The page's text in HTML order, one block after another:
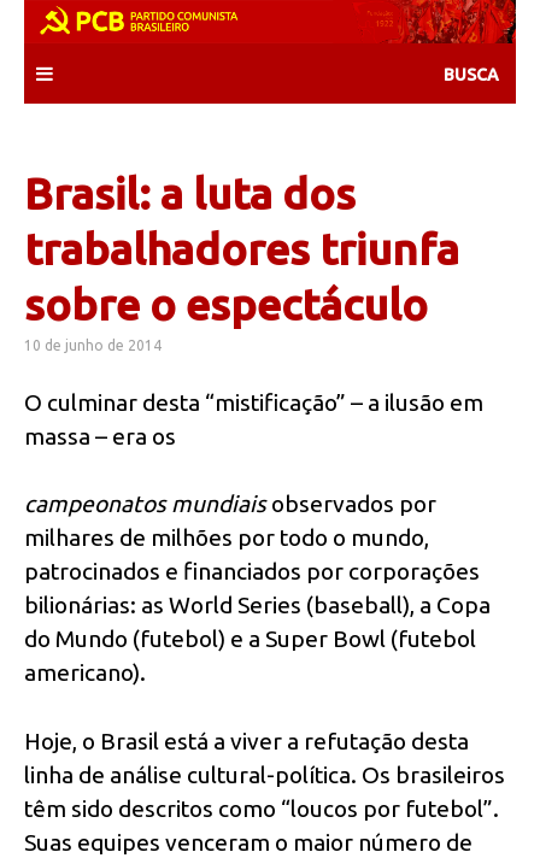
content
Brasil: a luta dos
trabalhadores triunfa
sobre o espectáculo
10 de junho de 2014
O culminar desta “mistificação” – a ilusão em
massa – era os
campeonatos mundiaisobservados por
milhares de milhões por todo o mundo,
patrocinados e financiados por corporações
bilionárias: as World Series (baseball), a Copa
do Mundo (futebol) e a Super Bowl (futebol
americano).
Hoje, o Brasil está a viver a refutação desta
linha de análise cultural-política. Os brasileiros
têm sido descritos como “loucos por futebol”.
Suas equipes venceram o maior número de